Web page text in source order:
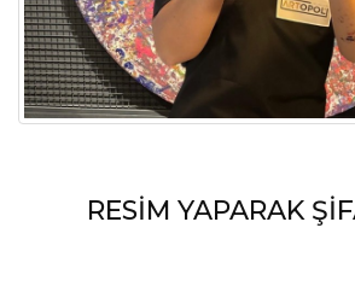
RESİM YAPARAK